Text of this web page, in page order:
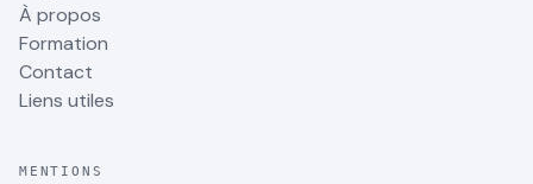
À propos
Formation
Contact
Liens utiles
MENTIONS